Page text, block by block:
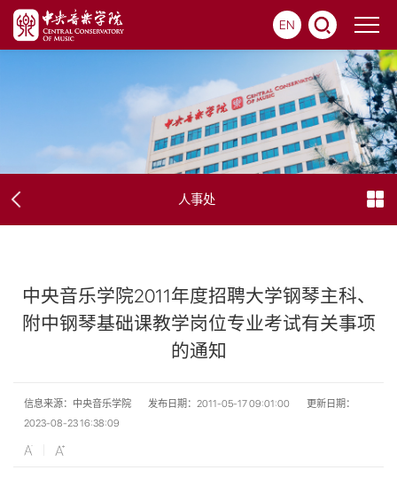
EN
人事处
中央音乐学院2011年度招聘大学钢琴主科、
附中钢琴基础课教学岗位专业考试有关事项
的通知
信息来源：中央音乐学院 发布日期：2011-05-17 09:01:00
更新日期：
2023-08-23 16:38:09